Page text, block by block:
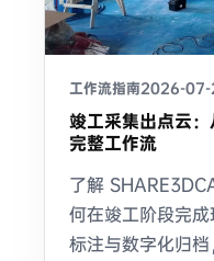
工作流指南2026-07-
竣工采集出点云
完整工作流
了解
何在竣工阶段完
标注与数字化归